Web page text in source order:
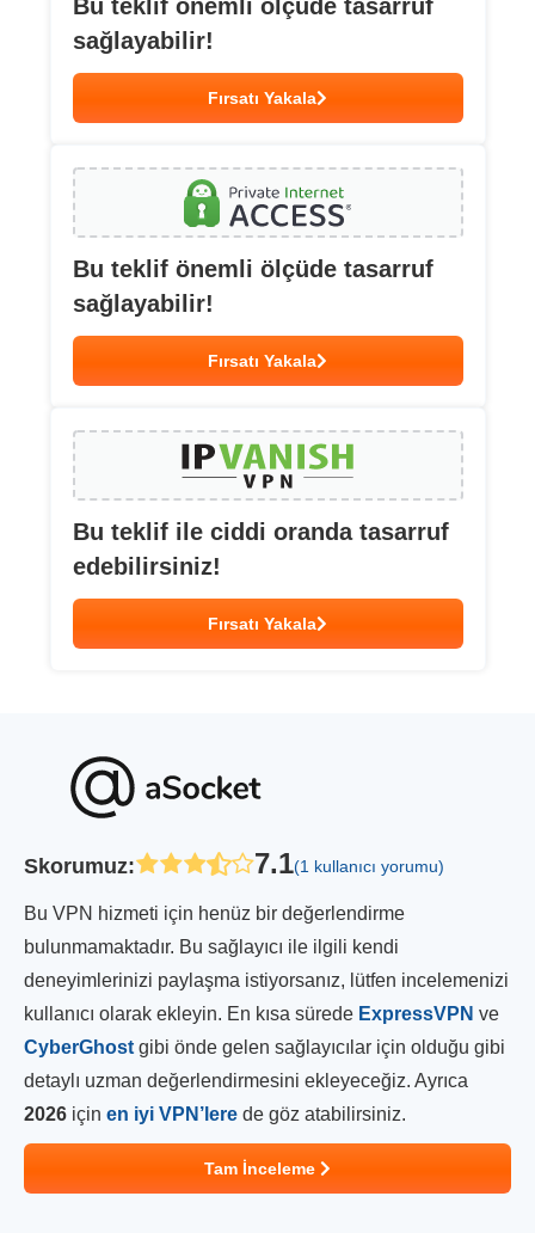
Bu teklif önemli ölçüde tasarruf
sağlayabilir!
Fırsatı Yakala
Bu teklif önemli ölçüde tasarruf
sağlayabilir!
Fırsatı Yakala
Bu teklif ile ciddi oranda tasarruf
edebilirsiniz!
Fırsatı Yakala
Skorumuz: 7.1(1 kullanıcı yorumu)
Bu VPN hizmeti için henüz bir değerlendirme
bulunmamaktadır. Bu sağlayıcı ile ilgili kendi
deneyimlerinizi paylaşma istiyorsanız, lütfen incelemenizi
kullanıcı olarak ekleyin. En kısa sürede ExpressVPN ve
CyberGhost gibi önde gelen sağlayıcılar için olduğu gibi
detaylı uzman değerlendirmesini ekleyeceğiz. Ayrıca
2026 için en iyi VPN’lere de göz atabilirsiniz.
Tam İnceleme